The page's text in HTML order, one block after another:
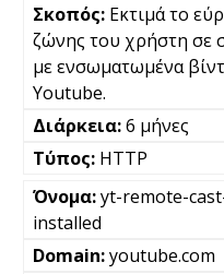
Εκτιμά το
ζώνης του χρήστη σε
με ενσωματωμένα
Youtube.
6 μήνες
HTTP
yt-remote-
installed
youtube.com